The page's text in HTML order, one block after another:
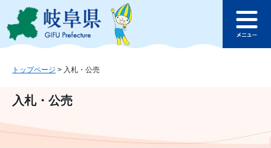
ジ
ュ
文
このページの本文へ
ュ
トップページ > 入札・公売
入札・公売